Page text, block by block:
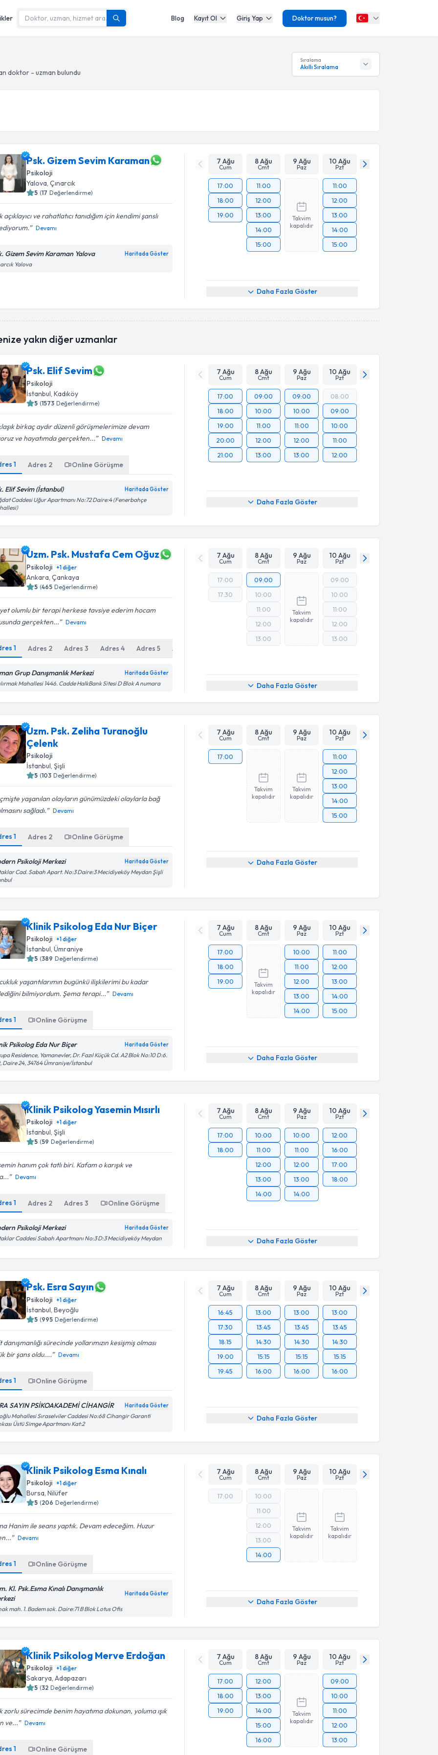
Blog Kayıt Ol Giriş Yap Doktor musun?
doktor - uzman bulundu
Sıralama
Akıllı Sıralama
Psk. Gizem Sevim Karaman
Psikoloji
Yalova, Çınarcık
5 (17 Değerlendirme)
açıklayıcı ve rahatlatıcı tanıdığım için kendimi şanslı
Devamı
Gizem Sevim Karaman Yalova Haritada Göster
Yalova
7 Ağu
Cum
8 Ağu
Cmt
9 Ağu
Paz
10 Ağu
Pzt
17:00
18:00
19:00
11:00
12:00
13:00
14:00
15:00
Takvim
kapalıdır
11:00
12:00
13:00
14:00
15:00
Daha Fazla Göster
yakın diğer uzmanlar
Psk. Elif Sevim
Psikoloji
İstanbul , Kadıköy
5 (1573 Değerlendirme)
birkaç aydır düzenli görüşmelerimize devam
ve hayatımda gerçekten...
Devamı
1 Adres 2 Online Görüşme
Elif Sevim (İstanbul) Haritada Göster
Caddesi Uğur Apartmanı No:72 Daire:4 (Fenerbahçe
7 Ağu
Cum
8 Ağu
Cmt
9 Ağu
Paz
10 Ağu
Pzt
17:00
18:00
19:00
20:00
21:00
09:00
10:00
11:00
12:00
13:00
09:00
10:00
11:00
12:00
13:00
08:00
09:00
10:00
11:00
12:00
Daha Fazla Göster
Uzm. Psk. Mustafa Cem Oğuz
Psikoloji +1diğer
Ankara , Çankaya
5 (465 Değerlendirme)
olumlu bir terapi herkese tavsiye ederim hocam
gerçekten...
Devamı
1 Adres 2 Adres3 Adres4 Adres5 Adres Online Görüşme
Grup Danışmanlık Merkezi Haritada Göster
Mahallesi 1446. Cadde HalkBank Sitesi D Blok A numara
7 Ağu
Cum
8 Ağu
Cmt
9 Ağu
Paz
10 Ağu
Pzt
17:00
17:30
09:00
10:00
11:00
12:00
13:00
Takvim
kapalıdır
09:00
10:00
11:00
12:00
13:00
Daha Fazla Göster
Uzm. Psk. Zeliha Turanoğlu
Çelenk
Psikoloji
İstanbul, Şişli
5 (103 Değerlendirme)
yaşanılan olayların günümüzdeki olaylarla bağ
sağladı.
Devamı
1 Adres 2 Online Görüşme
Psikoloji Merkezi Haritada Göster
Cad. Sabah Apart. No:3 Daire:3 Mecidiyeköy Meydan Şişli
7 Ağu
Cum
8 Ağu
Cmt
9 Ağu
Paz
10 Ağu
Pzt
17:00
Takvim
kapalıdır
Takvim
kapalıdır
11:00
12:00
13:00
14:00
15:00
Daha Fazla Göster
Klinik Psikolog Eda Nur Biçer
Psikoloji +1diğer
İstanbul, Ümraniye
5 (389 Değerlendirme)
yaşantılarımın bugünkü ilişkilerimi bu kadar
bilmiyordum. Şema terapi...
Devamı
1 Online Görüşme
Psikolog Eda Nur Biçer Haritada Göster
Residence, Yamanevler, Dr. Fazıl Küçük Cd. A2 Blok No:10 D:6.
Daire 24, 34764 Ümraniye/İstanbul
7 Ağu
Cum
8 Ağu
Cmt
9 Ağu
Paz
10 Ağu
Pzt
17:00
18:00
19:00
Takvim
kapalıdır
10:00
11:00
12:00
13:00
14:00
11:00
12:00
13:00
14:00
15:00
Daha Fazla Göster
Klinik Psikolog Yasemin Mısırlı
Psikoloji +1diğer
İstanbul, Şişli
5 (59 Değerlendirme)
hanım çok tatlı biri. Kafam o karışık ve
Devamı
1 Adres 2 Adres3 Online Görüşme
Psikoloji Merkezi Haritada Göster
Caddesi Sabah Apartmanı No:3 D:3 Mecidiyeköy Meydan
7 Ağu
Cum
8 Ağu
Cmt
9 Ağu
Paz
10 Ağu
Pzt
17:00
18:00
10:00
11:00
12:00
13:00
14:00
10:00
11:00
12:00
13:00
14:00
12:00
16:00
17:00
18:00
Daha Fazla Göster
Psk. Esra Sayın
Psikoloji +1diğer
İstanbul , Beyoğlu
5 (995 Değerlendirme)
sürecinde yollarımızın kesişmiş olması
bir şans oldu....
Devamı
1 Online Görüşme
SAYIN PSİKOAKADEMİ CİHANGİR Haritada Göster
Mahallesi Sıraselviler Caddesi No:68 Cihangir Garanti
Üstü Simge Apartmanı Kat:2
7 Ağu
Cum
8 Ağu
Cmt
9 Ağu
Paz
10 Ağu
Pzt
16:45
17:30
18:15
19:00
19:45
13:00
13:45
14:30
15:15
16:00
13:00
13:45
14:30
15:15
16:00
13:00
13:45
14:30
15:15
16:00
Daha Fazla Göster
Klinik Psikolog Esma Kınalı
Psikoloji +1diğer
Bursa , Nilüfer
5 (206 Değerlendirme)
Hanim ile seans yaptık. Devam edeceğim. Huzur
Devamı
1 Online Görüşme
Kl. Psk.Esma Kınalı Danışmanlık
Haritada Göster
mah. 1. Badem sok. Daire:71 B Blok Lotus Ofis
7 Ağu
Cum
8 Ağu
Cmt
9 Ağu
Paz
10 Ağu
Pzt
17:00
10:00
11:00
12:00
13:00
14:00
Takvim
kapalıdır
Takvim
kapalıdır
Daha Fazla Göster
Klinik Psikolog Merve Erdoğan
Psikoloji +1diğer
Sakarya , Adapazarı
5 (32 Değerlendirme)
zorlu sürecimde benim hayatıma dokunan, yoluma ışık
ve...
Devamı
1 Online Görüşme
7 Ağu
Cum
8 Ağu
Cmt
9 Ağu
Paz
10 Ağu
Pzt
17:00
18:00
19:00
12:00
13:00
14:00
15:00
16:00
Takvim
kapalıdır
09:00
10:00
11:00
12:00
13:00